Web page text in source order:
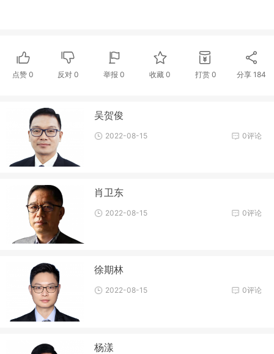
点赞 0 反对0 举报 0 收藏 0 打赏 0 分享 184
吴贺俊
0评论
2022-08-15
肖卫东
0评论
2022-08-15
徐期林
0评论
2022-08-15
杨漾